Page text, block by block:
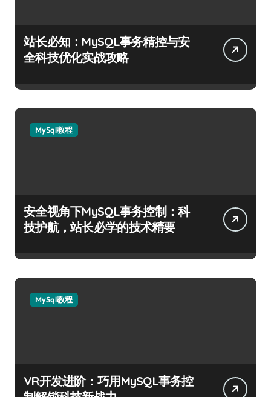
站长必知：MySQL事务精控与安
全科技优化实战攻略
MySql教程
安全视角下MySQL事务控制：科
技护航，站长必学的技术精要
MySql教程
VR开发进阶：巧用MySQL事务控